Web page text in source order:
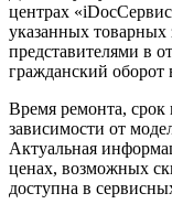
центрах
указанных
представителями в
гражданский оборот
Время ремонта, срок
зависимости от
Актуальная
ценах, возможных
доступна в